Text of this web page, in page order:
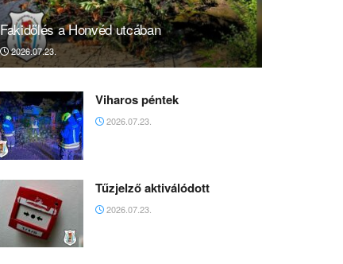
Fakidőlés a Honvéd utcában
2026.07.23.
Viharos péntek
2026.07.23.
Tűzjelző aktiválódott
2026.07.23.